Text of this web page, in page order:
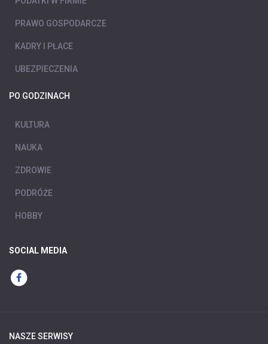
PRAWO GOSPODARCZE
KADRY I PŁACE
UBEZPIECZENIA
PO GODZINACH
KULTURA
NAUKA
ZDROWIE
PODRÓŻE
HOBBY
SOCIAL MEDIA
NASZE SERWISY